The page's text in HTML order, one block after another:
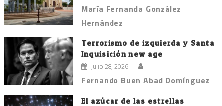
María Fernanda González
Hernández
Terrorismo de izquierda y Santa
Inquisición new age
julio 28, 2026
Fernando Buen Abad Domínguez
El azúcar de las estrellas